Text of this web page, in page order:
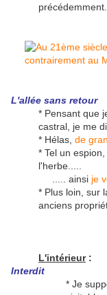
précédemment.
L'allée sans retour
* Pensant que
castral, je me
* Hélas, de
* Tel un
l'herbe.....
..... ainsi je
* Plus loin, sur
anciens
L'intérieur:
Interdit
* Je